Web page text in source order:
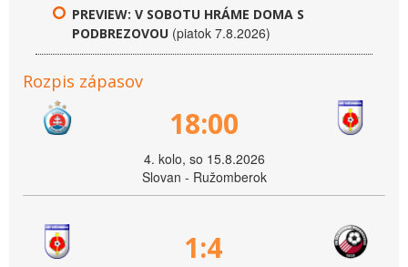
PREVIEW: V SOBOTU HRÁME DOMA S
PODBREZOVOU (piatok 7.8.2026)
Rozpis zápasov
18:00
4. kolo, so 15.8.2026
Slovan - Ružomberok
1:4